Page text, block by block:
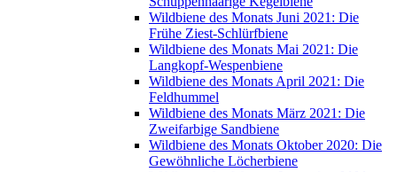
Wildbiene des Monats Juni 2021: Die
Frühe Ziest-Schlürfbiene
Wildbiene des Monats Mai 2021: Die
Langkopf-Wespenbiene
Wildbiene des Monats April 2021: Die
Feldhummel
Wildbiene des Monats März 2021: Die
Zweifarbige Sandbiene
Wildbiene des Monats Oktober 2020: Die
Gewöhnliche Löcherbiene